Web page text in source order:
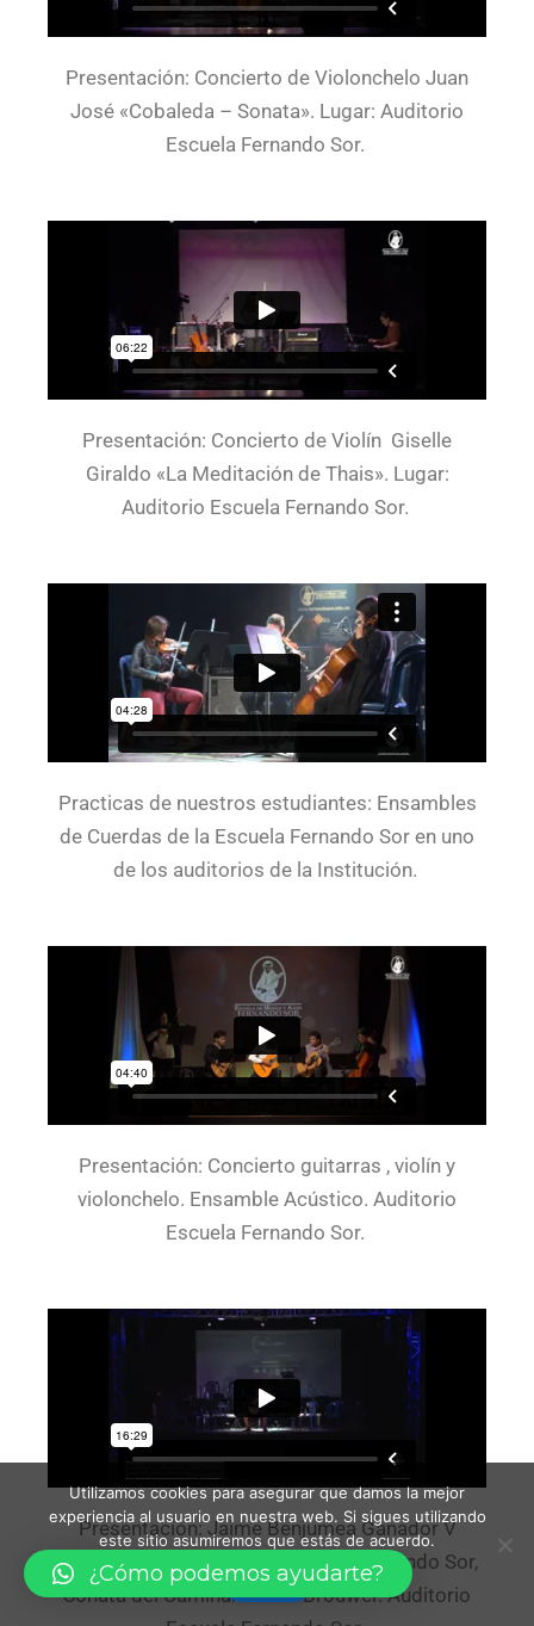
Presentación: Concierto de Violonchelo Juan
José «Cobaleda – Sonata». Lugar: Auditorio
Escuela Fernando Sor.
Presentación: Concierto de Violín Giselle
Giraldo «La Meditación de Thais». Lugar:
Auditorio Escuela Fernando Sor.
Practicas de nuestros estudiantes: Ensambles
de Cuerdas de la Escuela Fernando Sor en uno
de los auditorios de la Institución.
Presentación: Concierto guitarras , violín y
violonchelo. Ensamble Acústico. Auditorio
Escuela Fernando Sor.
Presentación: Jaime Benjumea Ganador V
festival de Guitarra de la Escuela Fernando Sor,
Sonata del Caminante Leo Brouwer. Auditorio
¿Cómo podemos ayudarte?
Utilizamos cookies para asegurar que damos la mejor
experiencia al usuario en nuestra web. Si sigues utilizando
este sitio asumiremos que estás de acuerdo.
Vale